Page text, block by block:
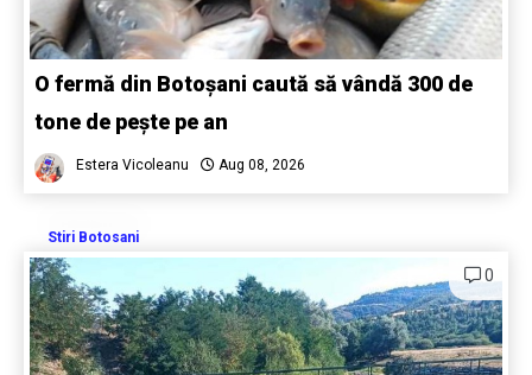
O fermă din Botoșani caută să vândă 300 de
tone de pește pe an
Estera Vicoleanu Aug 08, 2026
Stiri Botosani
0